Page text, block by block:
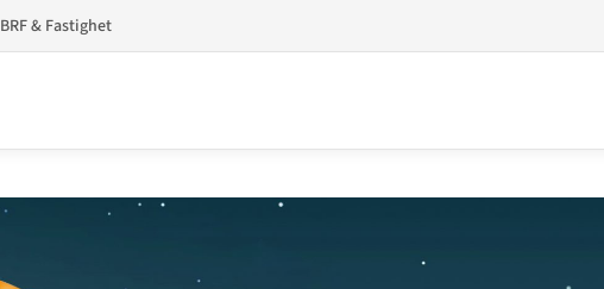
BRF & Fastighet